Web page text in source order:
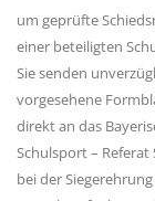
um geprüfte
einer beteiligten
Sie senden
vorgesehene
direkt an das
Schulsport –
bei der